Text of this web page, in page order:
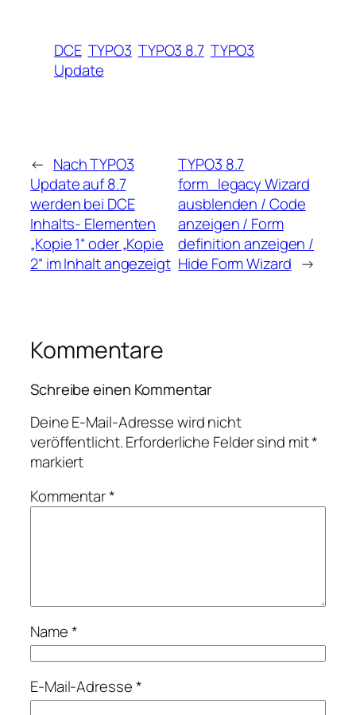
DCE TYPO3 TYPO3 8.7 TYPO3
Update
← Nach TYPO3
Update auf 8.7
werden bei DCE
Inhalts- Elementen
„Kopie 1“ oder „Kopie
2“ im Inhalt angezeigt
TYPO3 8.7
form_legacy Wizard
ausblenden / Code
anzeigen / Form
definition anzeigen /
Hide Form Wizard →
Kommentare
Schreibe einen Kommentar
Deine E-Mail-Adresse wird nicht
veröffentlicht.Erforderliche Felder sind mit*
markiert
Kommentar*
Name*
E-Mail-Adresse*